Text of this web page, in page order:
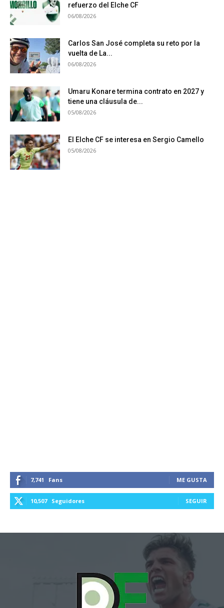
refuerzo del Elche CF
06/08/2026
Carlos San José completa su reto por la
vuelta de La...
06/08/2026
Umaru Konare termina contrato en 2027 y
tiene una cláusula de...
05/08/2026
El Elche CF se interesa en Sergio Camello
05/08/2026
7,741 Fans ME GUSTA
10,507 Seguidores SEGUIR